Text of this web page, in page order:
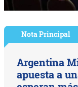
Nota Principal
Argentina
apuesta a